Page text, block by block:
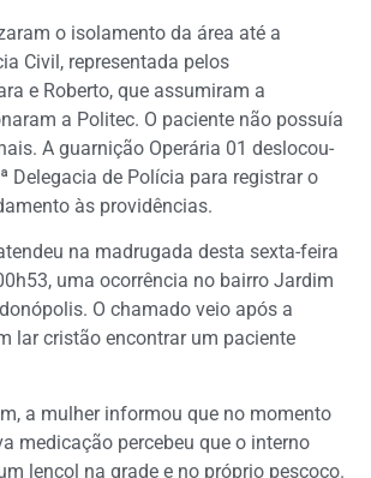
o isolamento da área até a
Civil, representada pelos
e Roberto, que assumiram a
a Politec. O paciente não possuía
A guarnição Operária 01 deslocou-
Delegacia de Polícia para registrar o
às providências.
na madrugada desta sexta-feira
uma ocorrência no bairro Jardim
O chamado veio após a
lar cristão encontrar um paciente
a mulher informou que no momento
medicação percebeu que o interno
lençol na grade e no próprio pescoço.